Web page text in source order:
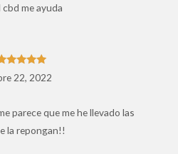
me ayuda
5de 5
22, 2022
parece que me he llevado las
la repongan!!